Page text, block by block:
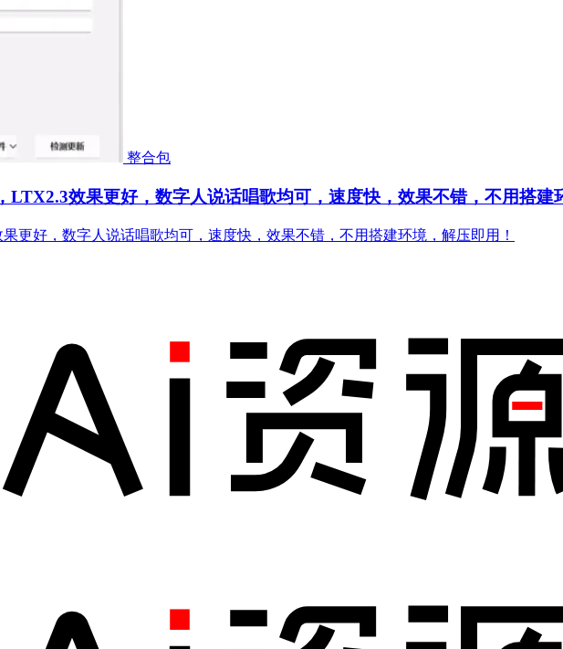
整合包
效果更好，数字人说话唱歌均可，速度快，效果不错，不用搭建
更好，数字人说话唱歌均可，速度快，效果不错，不用搭建环境，解压即用！